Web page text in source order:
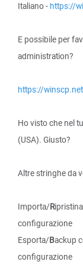
Italiano - https://
E possibile per
administration?
https://
Ho visto che nel
(USA). Giusto?
Altre stringhe da
Importa/R
configurazione
Esporta/Backup
configurazione